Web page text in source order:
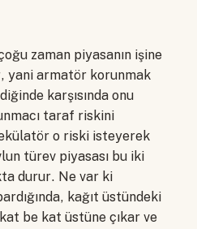
zaman piyasanın işine
armatör korunmak
karşısında onu
taraf riskini
o riski isteyerek
türev piyasası bu iki
durur. Ne var ki
kağıt üstündeki
be kat üstüne çıkar ve